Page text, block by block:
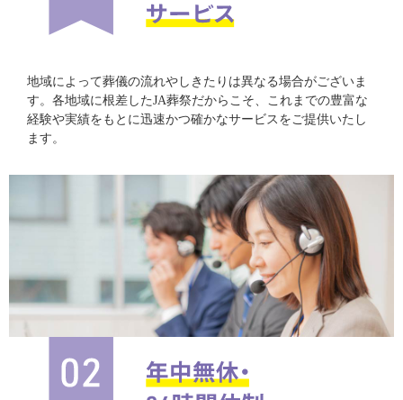
地域によって葬儀の流れやしきたりは異なる場合がございま
す。各地域に根差したJA葬祭だからこそ、これまでの豊富な
経験や実績をもとに迅速かつ確かなサービスをご提供いたし
ます。